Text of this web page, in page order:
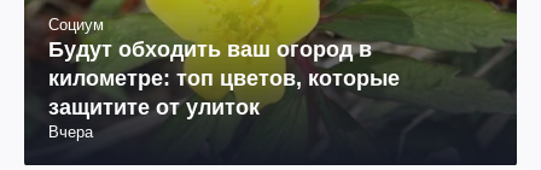
Социум
Будут обходить ваш огород в
километре: топ цветов, которые
защитите от улиток
Вчера